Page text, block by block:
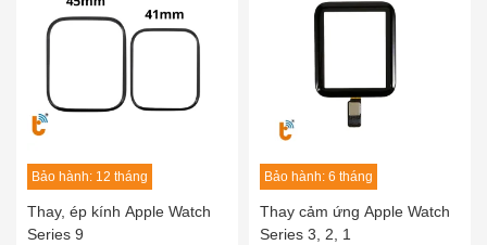
Bảo hành: 12 tháng
Thay, ép kính Apple Watch
Series 9
Bảo hành: 6 tháng
Thay cảm ứng Apple Watch
Series 3, 2, 1